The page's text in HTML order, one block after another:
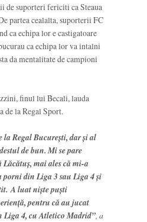
de suporteri fericiti ca Steaua
partea cealalta, suporterii FC
ca echipa lor e castigatoare
ca echipa lor va intalni
da mentalitate de campioni
finul lui Becali, lauda
de la Regal Sport.
Regal București, dar și al
de bun. Mi se pare
Lăcătuș, mai ales că mi-a
porni din Liga 3 sau Liga 4 și
A luat niște puști
pentru că au jucat
Liga 4, cu Atletico Madrid”, a